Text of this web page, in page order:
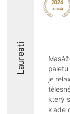
Laureáti
paletu
je
který
klade